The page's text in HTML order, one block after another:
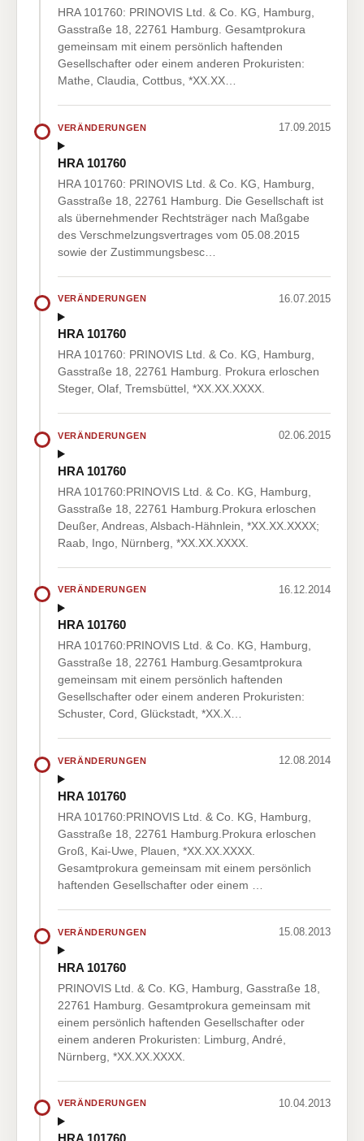
HRA 101760: PRINOVIS Ltd. & Co. KG, Hamburg,
Gasstraße 18, 22761 Hamburg. Gesamtprokura
gemeinsam mit einem persönlich haftenden
Gesellschafter oder einem anderen Prokuristen:
Mathe, Claudia, Cottbus, *XX.XX…
VERÄNDERUNGEN 17.09.2015
HRA 101760
HRA 101760: PRINOVIS Ltd. & Co. KG, Hamburg,
Gasstraße 18, 22761 Hamburg. Die Gesellschaft ist
als übernehmender Rechtsträger nach Maßgabe
des Verschmelzungsvertrages vom 05.08.2015
sowie der Zustimmungsbesc…
VERÄNDERUNGEN 16.07.2015
HRA 101760
HRA 101760: PRINOVIS Ltd. & Co. KG, Hamburg,
Gasstraße 18, 22761 Hamburg. Prokura erloschen
Steger, Olaf, Tremsbüttel, *XX.XX.XXXX.
VERÄNDERUNGEN 02.06.2015
HRA 101760
HRA 101760:PRINOVIS Ltd. & Co. KG, Hamburg,
Gasstraße 18, 22761 Hamburg.Prokura erloschen
Deußer, Andreas, Alsbach-Hähnlein, *XX.XX.XXXX;
Raab, Ingo, Nürnberg, *XX.XX.XXXX.
VERÄNDERUNGEN 16.12.2014
HRA 101760
HRA 101760:PRINOVIS Ltd. & Co. KG, Hamburg,
Gasstraße 18, 22761 Hamburg.Gesamtprokura
gemeinsam mit einem persönlich haftenden
Gesellschafter oder einem anderen Prokuristen:
Schuster, Cord, Glückstadt, *XX.X…
VERÄNDERUNGEN 12.08.2014
HRA 101760
HRA 101760:PRINOVIS Ltd. & Co. KG, Hamburg,
Gasstraße 18, 22761 Hamburg.Prokura erloschen
Groß, Kai-Uwe, Plauen, *XX.XX.XXXX.
Gesamtprokura gemeinsam mit einem persönlich
haftenden Gesellschafter oder einem …
VERÄNDERUNGEN 15.08.2013
HRA 101760
PRINOVIS Ltd. & Co. KG, Hamburg, Gasstraße 18,
22761 Hamburg. Gesamtprokura gemeinsam mit
einem persönlich haftenden Gesellschafter oder
einem anderen Prokuristen: Limburg, André,
Nürnberg, *XX.XX.XXXX.
VERÄNDERUNGEN 10.04.2013